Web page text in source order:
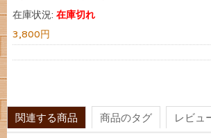
在庫状況:在庫切れ
3,800円
関連する商品 商品のタグ レビュ